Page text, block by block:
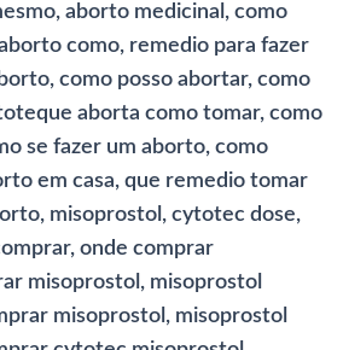
aborto medicinal, como
como, remedio para fazer
como posso abortar, como
aborta como tomar, como
se fazer um aborto, como
em casa, que remedio tomar
misoprostol, cytotec dose,
onde comprar
misoprostol, misoprostol
misoprostol, misoprostol